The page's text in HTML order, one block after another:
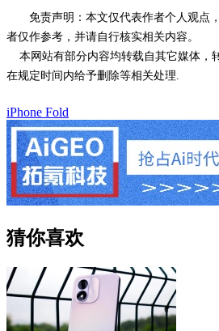
免责声明：本文仅代表作者个人观点
者仅作参考，并请自行核实相关内容。
本网站有部分内容均转载自其它媒体，
在规定时间内给予删除等相关处理.
iPhone Fold
猜你喜欢